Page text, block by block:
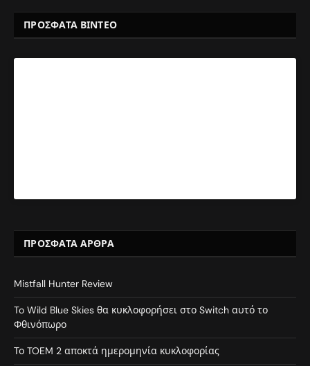
ΠΡΟΣΦΑΤΑ ΒΙΝΤΕΟ
ΠΡΌΣΦΑΤΑ ΆΡΘΡΑ
Mistfall Hunter Review
To Wild Blue Skies θα κυκλοφορήσει στο Switch αυτό το
Φθινόπωρο
Το TOEM 2 αποκτά ημερομηνία κυκλοφορίας